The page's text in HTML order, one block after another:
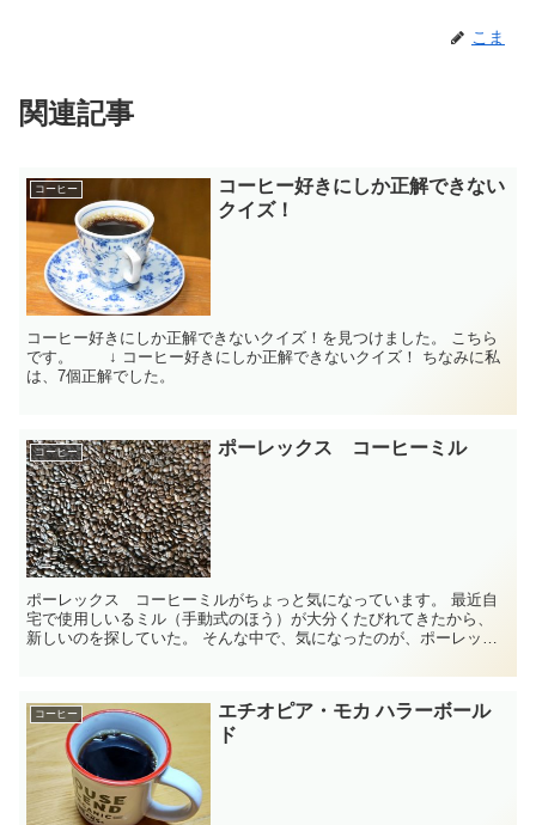
こま
関連記事
コーヒー
コーヒー好きにしか正解できない
クイズ！
コーヒー好きにしか正解できないクイズ！を見つけました。 こちら
です。 ↓ コーヒー好きにしか正解できないクイズ！ ちなみに私
は、7個正解でした。
コーヒー ポーレックス コーヒーミル
ポーレックス コーヒーミルがちょっと気になっています。 最近自
宅で使用しいるミル（手動式のほう）が大分くたびれてきたから、
新しいのを探していた。 そんな中で、気になったのが、ポーレック
コーヒー
エチオピア・モカ ハラーボール
ド